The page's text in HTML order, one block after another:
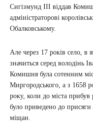
Сигізмунд ІІІ віддав
адміністраторові
Обалковському.
Але через 17 років село, в
значиться серед володінь
Комишня була сотенним
Миргородського, а з 1658
року, коли до міста
було приведено до присяги
міщан.